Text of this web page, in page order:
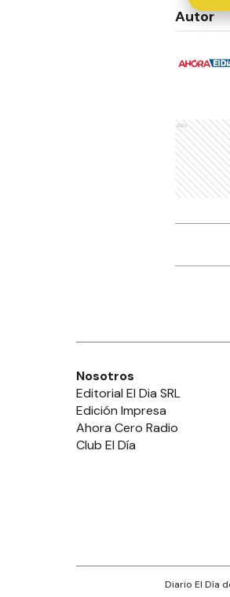
Autor
Ads
Nosotros
Editorial El Dia SRL
Edición Impresa
Ahora Cero Radio
Club El Día
Diario El Día